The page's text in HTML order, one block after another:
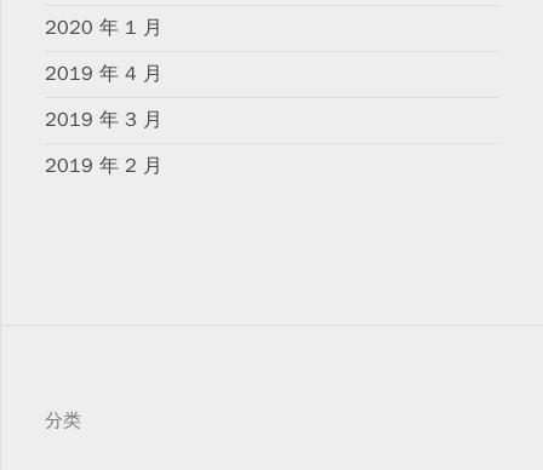
2020 年 1 月
2019 年 4 月
2019 年 3 月
2019 年 2 月
分类